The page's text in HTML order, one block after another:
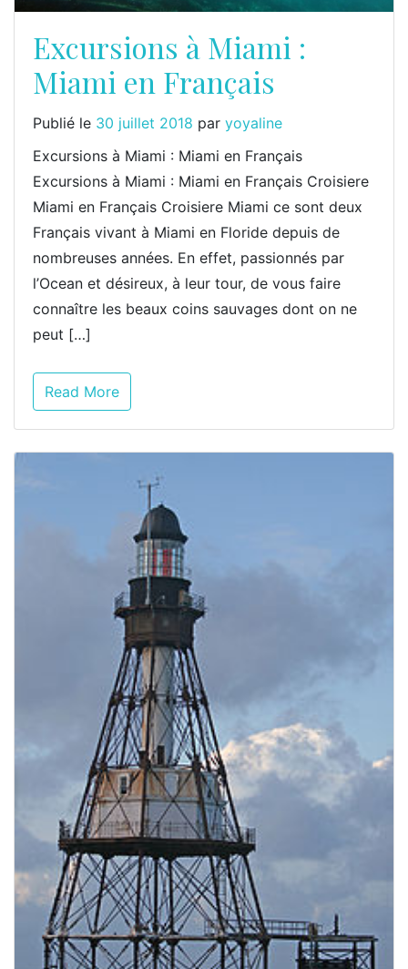
Excursions à Miami :
Miami en Français
Publié le 30 juillet 2018 par yoyaline
Excursions à Miami : Miami en Français
Excursions à Miami : Miami en Français Croisiere
Miami en Français Croisiere Miami ce sont deux
Français vivant à Miami en Floride depuis de
nombreuses années. En effet, passionnés par
l’Ocean et désireux, à leur tour, de vous faire
connaître les beaux coins sauvages dont on ne
peut […]
Read More